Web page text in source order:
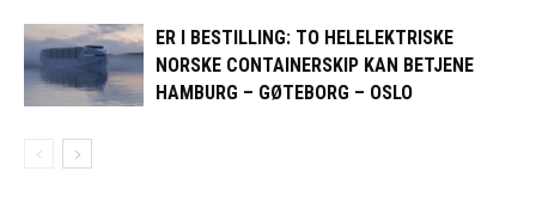
ER I BESTILLING: TO HELELEKTRISKE
NORSKE CONTAINERSKIP KAN BETJENE
HAMBURG – GØTEBORG – OSLO